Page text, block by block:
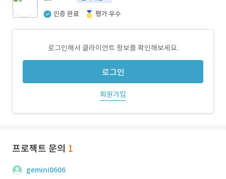
인증 완료 평가 우수
로그인해서 클라이언트 정보를 확인해보세요.
로그인
회원가입
프로젝트 문의 1
gemini0606